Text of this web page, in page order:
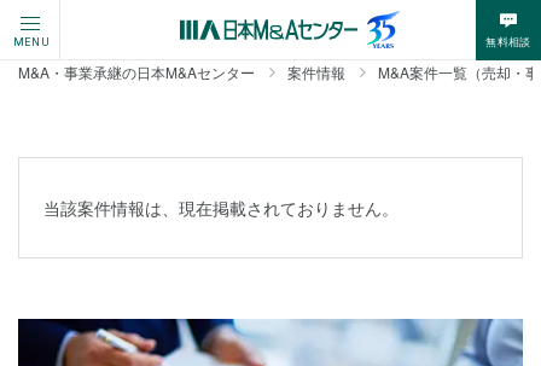
MENU 無料相談
M&A・事業承継の日本M&Aセンター 案件情報 M&A案件一覧（売却・
当該案件情報は、現在掲載されておりません。